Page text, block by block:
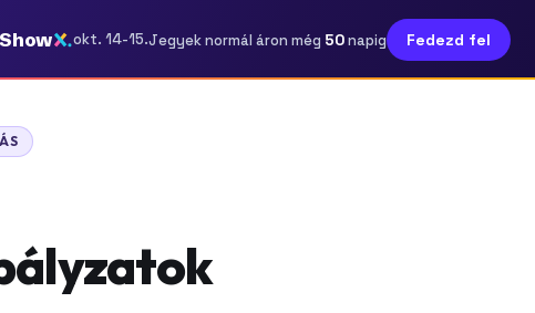
okt. 14-15.Jegyek normál áron még 50napig Fedezd fel